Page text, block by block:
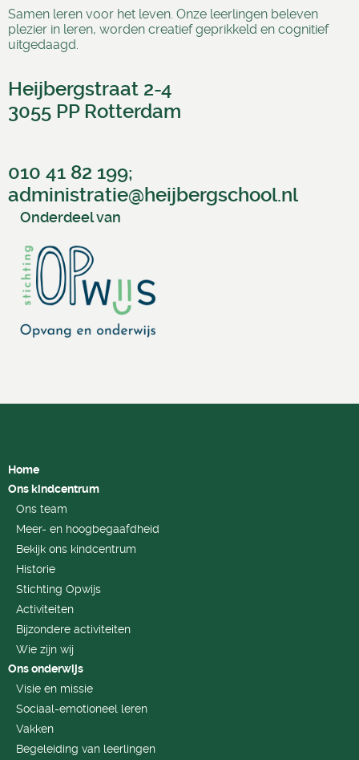
Samen leren voor het leven. Onze leerlingen beleven
plezier in leren, worden creatief geprikkeld en cognitief
uitgedaagd.
Heijbergstraat 2-4
3055 PP Rotterdam
010 41 82 199;
administratie@heijbergschool.nl
Onderdeel van
Home
Ons kindcentrum
Ons team
Meer- en hoogbegaafdheid
Bekijk ons kindcentrum
Historie
Stichting Opwijs
Activiteiten
Bijzondere activiteiten
Wie zijn wij
Ons onderwijs
Visie en missie
Sociaal-emotioneel leren
Vakken
Begeleiding van leerlingen